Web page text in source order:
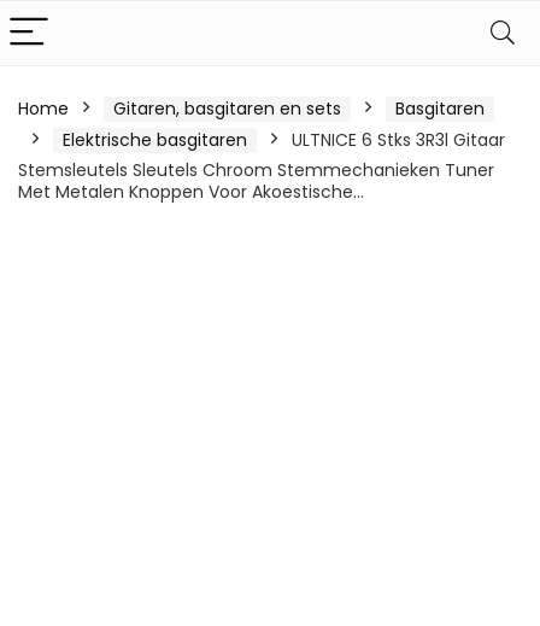
Home Gitaren, basgitaren en sets
Basgitaren
Elektrische basgitaren
ULTNICE 6 Stks 3R3l Gitaar
Stemsleutels Sleutels Chroom Stemmechanieken Tuner
Met Metalen Knoppen Voor Akoestische…